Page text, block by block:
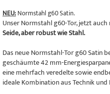
NEU:Normstahl g60 Satin.
Unser Normstahl g60-Tor, jetzt
Seide, aber robust wie Stahl.
Das neue Normstahl-Tor g60 Satin
geschäumte 42 mm-
eine mehrfach veredelte sowie
ideale Kombination aus Technik und